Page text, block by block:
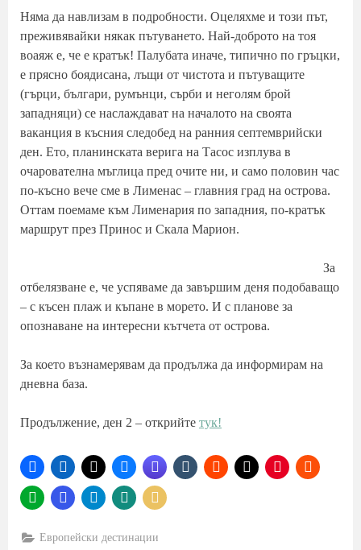
Няма да навлизам в подробности. Оцеляхме и този път,
преживявайки някак пътуването. Най-доброто на тоя
воаяж е, че е кратък! Палубата иначе, типично по гръцки,
е прясно боядисана, лъщи от чистота и пътуващите
(гърци, българи, румънци, сърби и неголям брой
западняци) се наслаждават на началото на своята
ваканция в късния следобед на ранния септемврийски
ден. Ето, планинската верига на Тасос изплува в
очарователна мъглица пред очите ни, и само половин час
по-късно вече сме в Лименас – главния град на острова.
Оттам поемаме към Лименария по западния, по-кратък
маршрут през Принос и Скала Марион.
За
отбелязване е, че успяваме да завършим деня подобаващо
– с късен плаж и къпане в морето. И с планове за
опознаване на интересни кътчета от острова.
За което възнамерявам да продължа да информирам на
дневна база.
Продължение, ден 2 – открийте тук!
Европейски дестинации